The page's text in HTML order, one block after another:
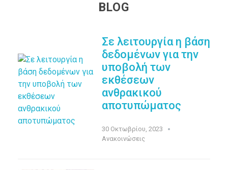
BLOG
Σε λειτουργία η βάση
δεδομένων για την
υποβολή των
εκθέσεων
ανθρακικού
αποτυπώματος
30 Οκτωβρίου, 2023
Ανακοινώσεις